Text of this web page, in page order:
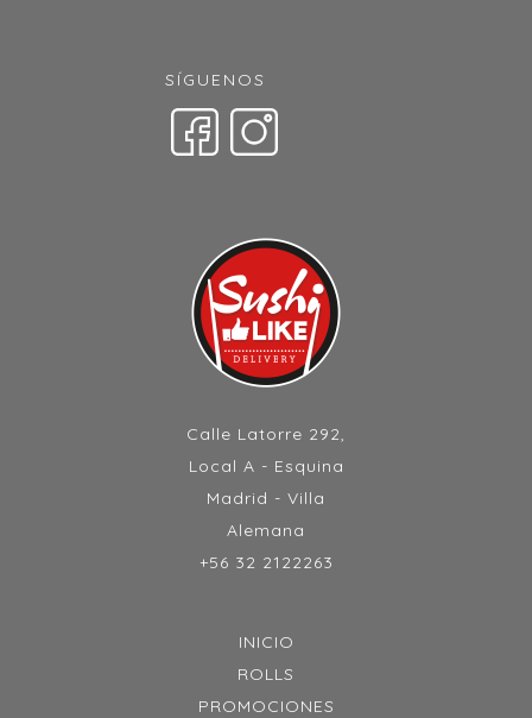
SÍGUENOS
Calle Latorre 292,
Local A - Esquina
Madrid - Villa
Alemana
+56 32 2122263
INICIO
ROLLS
PROMOCIONES